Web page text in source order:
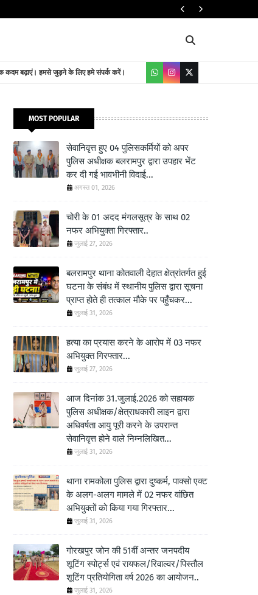
कदम बढ़ाएं। हमसे जुड़ने के लिए हमे संपर्क करें।
MOST POPULAR
सेवानिवृत्त हुए 04 पुलिसकर्मियों को अपर
पुलिस अधीक्षक बलरामपुर द्वारा उपहार भेंट
कर दी गई भावभीनी विदाई...
अगस्त 01, 2026
चोरी के 01 अदद मंगलसूत्र के साथ 02
नफर अभियुक्ता गिरफ्तार..
जुलाई 27, 2026
बलरामपुर थाना कोतवाली देहात क्षेत्रांतर्गत हुई
घटना के संबंध में स्थानीय पुलिस द्वारा सूचना
प्राप्त होते ही तत्काल मौके पर पहुँचकर...
जुलाई 31, 2026
हत्या का प्रयास करने के आरोप में 03 नफर
अभियुक्त गिरफ्तार...
जुलाई 27, 2026
आज दिनांक 31.जुलाई.2026 को सहायक
पुलिस अधीक्षक/क्षेत्राधकारी लाइन द्वारा
अधिवर्षता आयु पूरी करने के उपरान्त
सेवानिवृत्त होने वाले निम्नलिखित...
जुलाई 31, 2026
थाना रामकोला पुलिस द्वारा दुष्कर्म, पाक्सो एक्ट
के अलग-अलग मामले में 02 नफर वांछित
अभियुक्तों को किया गया गिरफ्तार...
जुलाई 31, 2026
गोरखपुर जोन की 51वीं अन्तर जनपदीय
शूटिंग स्पोर्ट्स एवं रायफल/रिवाल्वर/पिस्तौल
शूटिंग प्रतियोगिता वर्ष 2026 का आयोजन..
जुलाई 31, 2026